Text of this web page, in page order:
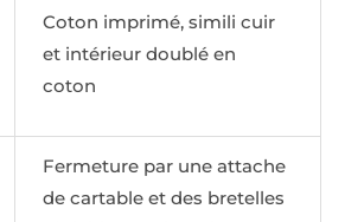
Coton imprimé, simili cuir
et intérieur doublé en
coton
Fermeture par une attache
de cartable et des bretelles